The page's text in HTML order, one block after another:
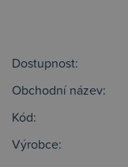
Dostupnost:
Obchodní název:
Kód:
Výrobce: